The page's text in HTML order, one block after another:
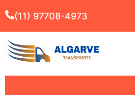
(11) 97708-4973